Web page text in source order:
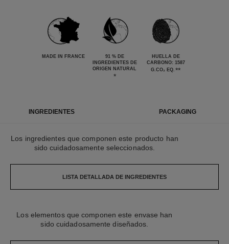
MADE IN FRANCE
91 % DE
INGREDIENTES DE
ORIGEN NATURAL
*
HUELLA DE
CARBONO: 1587
G.CO₂ EQ. **
INGREDIENTES PACKAGING
Los ingredientes que componen este producto han
sido cuidadosamente seleccionados.
LISTA DETALLADA DE INGREDIENTES
Los elementos que componen este envase han
sido cuidadosamente diseñados.